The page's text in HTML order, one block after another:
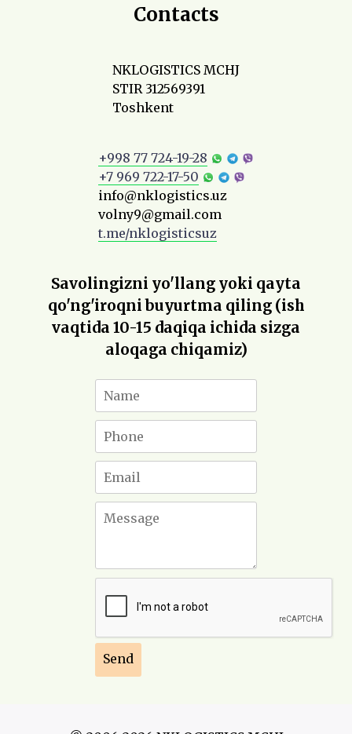
Contacts
NKLOGISTICS MCHJ
STIR 312569391
Toshkent
+998 77 724-19-28
+7 969 722-17-50
info@nklogistics.uz
volny9@gmail.com
t.me/nklogisticsuz
Savolingizni yo'llang yoki qayta
qo'ng'iroqni buyurtma qiling (ish
vaqtida 10-15 daqiqa ichida sizga
aloqaga chiqamiz)